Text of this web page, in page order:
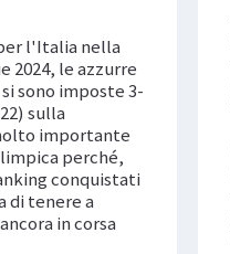
l'Italia nella
2024, le azzurre
sono imposte 3-
sulla
importante
perché,
conquistati
di tenere a
in corsa